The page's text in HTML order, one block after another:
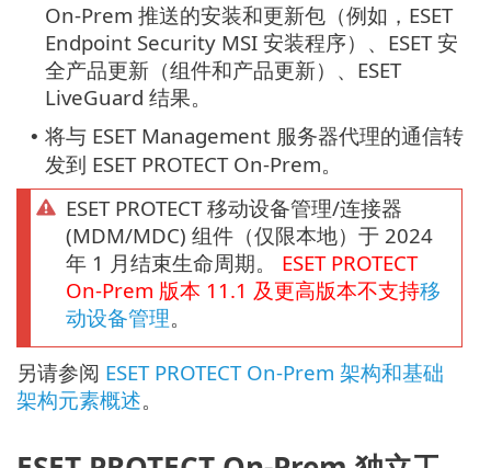
On-Prem 推送的安装和更新包（例如，ESET
Endpoint Security MSI 安装程序）、ESET 安
全产品更新（组件和产品更新）、ESET
LiveGuard 结果。
• 将与 ESET Management 服务器代理的通信转
发到 ESET PROTECT On-Prem。
ESET PROTECT 移动设备管理/连接器
(MDM/MDC) 组件（仅限本地）于 2024
年 1 月结束生命周期。 ESET PROTECT
On-Prem 版本 11.1 及更高版本不支持移
动设备管理。
另请参阅 ESET PROTECT On-Prem 架构和基础
架构元素概述。